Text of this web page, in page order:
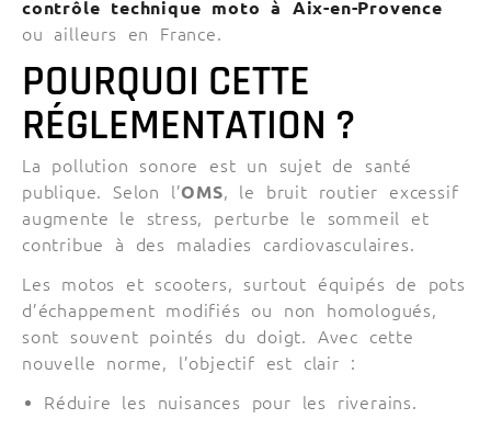
contrôle technique moto à Aix-en-Provence
ou ailleurs en France.
POURQUOI CETTE
RÉGLEMENTATION ?
La pollution sonore est un sujet de santé
publique. Selon l’OMS, le bruit routier excessif
augmente le stress, perturbe le sommeil et
contribue à des maladies cardiovasculaires.
Les motos et scooters, surtout équipés de pots
d’échappement modifiés ou non homologués,
sont souvent pointés du doigt. Avec cette
nouvelle norme, l’objectif est clair :
Réduire les nuisances pour les riverains.